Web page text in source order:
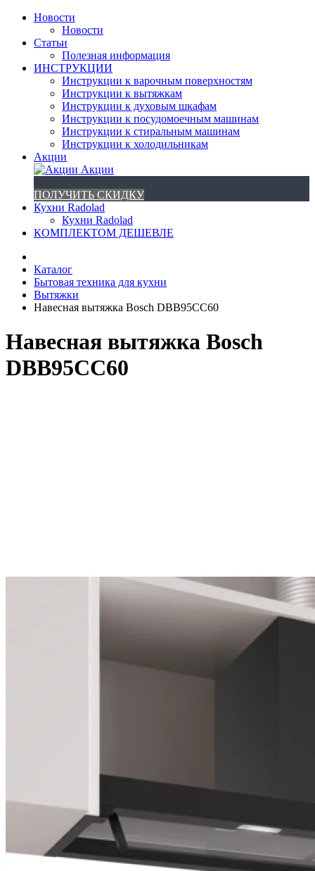
Новости
Новости
Статьи
Полезная информация
ИНСТРУКЦИИ
Инструкции к варочным поверхностям
Инструкции к вытяжкам
Инструкции к духовым шкафам
Инструкции к посудомоечным машинам
Инструкции к стиральным машинам
Инструкции к холодильникам
Акции
Акции
ПОЛУЧИТЬ СКИДКУ
Кухни Radolad
Кухни Radolad
КОМПЛЕКТОМ ДЕШЕВЛЕ
Каталог
Бытовая техника для кухни
Вытяжки
Навесная вытяжка Bosch DBB95CC60
Навесная вытяжка Bosch
DBB95CC60